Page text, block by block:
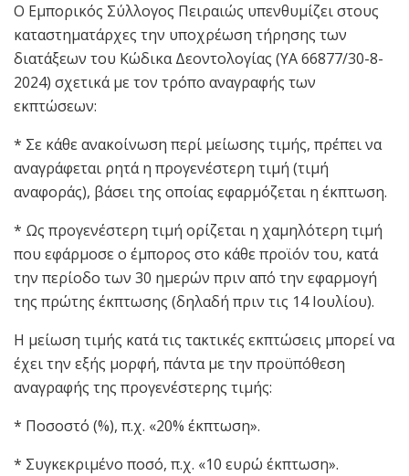
Ο Εμπορικός Σύλλογος Πειραιώς υπενθυμίζει στους
καταστηματάρχες την υποχρέωση τήρησης των
διατάξεων του Κώδικα Δεοντολογίας (ΥΑ 66877/30-8-
2024) σχετικά με τον τρόπο αναγραφής των
εκπτώσεων:
* Σε κάθε ανακοίνωση περί μείωσης τιμής, πρέπει να
αναγράφεται ρητά η προγενέστερη τιμή (τιμή
αναφοράς), βάσει της οποίας εφαρμόζεται η έκπτωση.
* Ως προγενέστερη τιμή ορίζεται η χαμηλότερη τιμή
που εφάρμοσε ο έμπορος στο κάθε προϊόν του, κατά
την περίοδο των 30 ημερών πριν από την εφαρμογή
της πρώτης έκπτωσης (δηλαδή πριν τις 14 Ιουλίου).
Η μείωση τιμής κατά τις τακτικές εκπτώσεις μπορεί να
έχει την εξής μορφή, πάντα με την προϋπόθεση
αναγραφής της προγενέστερης τιμής:
* Ποσοστό (%), π.χ. «20% έκπτωση».
* Συγκεκριμένο ποσό, π.χ. «10 ευρώ έκπτωση».